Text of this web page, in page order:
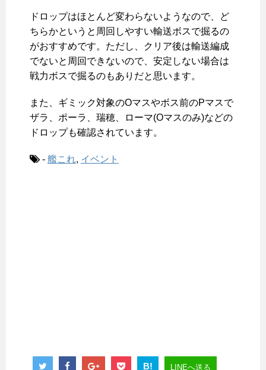
ドロップはほとんど変わらないようなので、ど
ちらかというと周回しやすい輸送ボスで掘るの
がおすすめです。ただし、クリア後は輸送編成
でないと周回できないので、安定しない場合は
戦力ボスで掘るのもありだと思います。
また、ギミック対象のOマスやボス前のPマスで
ザラ、ポーラ、瑞穂、ローマ(Oマスのみ)などの
ドロップも確認されています。
- 艦これ, イベント
B! LINEへ送る